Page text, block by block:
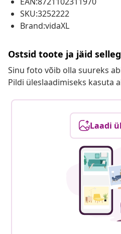
SKU:3252222
Brand:vidaXL
Ostsid toote ja jäid
Sinu foto võib olla suureks
Pildi üleslaadimiseks kasuta
Laadi